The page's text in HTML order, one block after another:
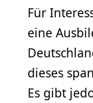
Für
eine
dieses
Es gibt